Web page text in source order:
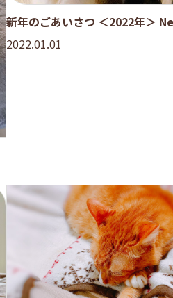
新年のごあいさつ ＜2022年＞
2022.01.01